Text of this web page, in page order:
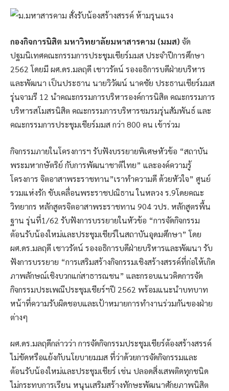
กองกิจการนิสิต มหาวิทยาลัยมหาสารคาม (มมส) จัด
ปฐมนิเทศคณะกรรมการประชุมเชียร์มมส ประจำปีการศึกษา
2562 โดยมี ผศ.ดร.มลฤดี เชาวรัตน์ รองอธิการบดีฝ่ายบริหาร
และพัฒนา เป็นประธาน นายวิวัฒน์ นาคชัย ประธานเชียร์มมส
รุ่นจามรี 12 นำคณะกรรมการบริหารองค์การนิสิต คณะกรรมการ
บริหารสโมสรนิสิต คณะกรรมการบริหารชมรมรุ่นสัมพันธ์ และ
คณะกรรมการประชุมเชียร์มมส กว่า 800 คน เข้าร่วม
กิจกรรมภายในโครงการฯ รับฟังบรรยายพิเศษหัวข้อ “สถาบัน
พระมหากษัตริย์ กับการพัฒนาชาติไทย” และองค์ความรู้
โครงการ จิตอาสาพระราชทาน”เราทำความดี ด้วยหัวใจ” ศูนย์
รวมแห่งรัก ขับเคลื่อนพระราชปณิธาน ในหลวง ร.9โดยคณะ
วิทยากร หลักสูตรจิตอาสาพระราชทาน 904 วปร. หลักสูตรพื้น
ฐาน รุ่นที่1/62 รับฟังการบรรยายในหัวข้อ “การจัดกิจกรรม
ต้อนรับน้องใหม่และประชุมเชียร์ในสถาบันอุดมศึกษา” โดย
ผศ.ดร.มลฤดี เชาวรัตน์ รองอธิการบดีฝ่ายบริหารและพัฒนา รับ
ฟังการบรรยาย “การเสริมสร้างกิจกรรมเชิงสร้างสรรค์ที่ก่อให้เกิด
ภาพลักษณ์เชิงบวกแก่สาธารณชน” และกรอบแนวคิดการจัด
กิจกรรมประเพณีประชุมเชียร์ฯปี 2562 พร้อมแนะนําบทบาท
หน้าที่ความรับผิดชอบและเป้าหมายการทํางานร่วมกันของฝ่าย
ต่างๆ
ผศ.ดร.มลฤดีกล่าวว่า การจัดกิจกรรมประชุมเชียร์ต้องสร้างสรรค์
ไม่ขัดหรือแย้งกับนโยบายมมส ที่ว่าด้วยการจัดกิจกรรมและ
ต้อนรับน้องใหม่และประชุมเชียร์ เช่น ปลอดสิ่งเสพติดทุกชนิด
ไม่กระทบการเรียน หนุนเสริมสร้างทักษะพัฒนาศักยภาพนิสิต